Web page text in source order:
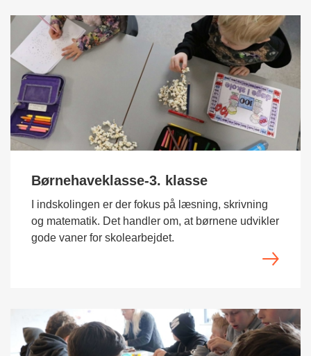
Børnehaveklasse-3. klasse
I indskolingen er der fokus på læsning, skrivning
og matematik. Det handler om, at børnene udvikler
gode vaner for skolearbejdet.